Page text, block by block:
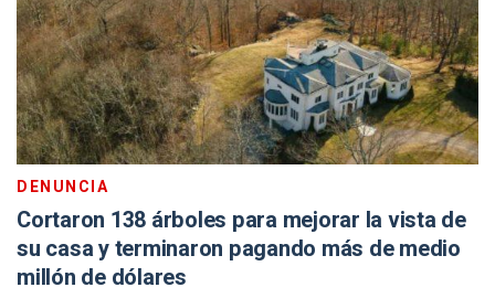
DENUNCIA
Cortaron 138 árboles para mejorar la vista de
su casa y terminaron pagando más de medio
millón de dólares